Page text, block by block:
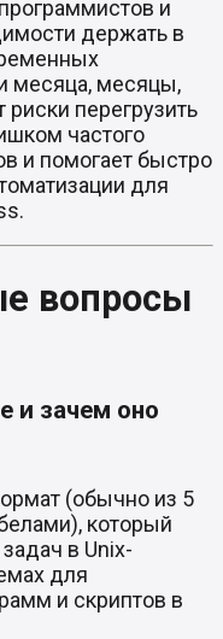
и
держать в
месяца, месяцы,
перегрузить
частого
и помогает быстро
для
вопросы
и зачем оно
(обычно из 5
который
в Unix-
для
и скриптов в